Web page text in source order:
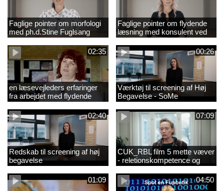
Faglige pointer om morfologi
med ph.d.Stine Fuglsang
Engmose
Faglige pointer om flydende
læsning med konsulent ved
CFU Louise Duus
02:35
en læsevejleders erfaringer
fra arbejdet med flydende
læsning
00:26
Værktøj til screening af Høj
Begavelse - SoMe
02:40
Redskab til screening af høj
begavelse
07:09
CUK_RBL film 5 mette væver
- reletionskompetence og
børn i udsatte positioner.
01:09
04:50